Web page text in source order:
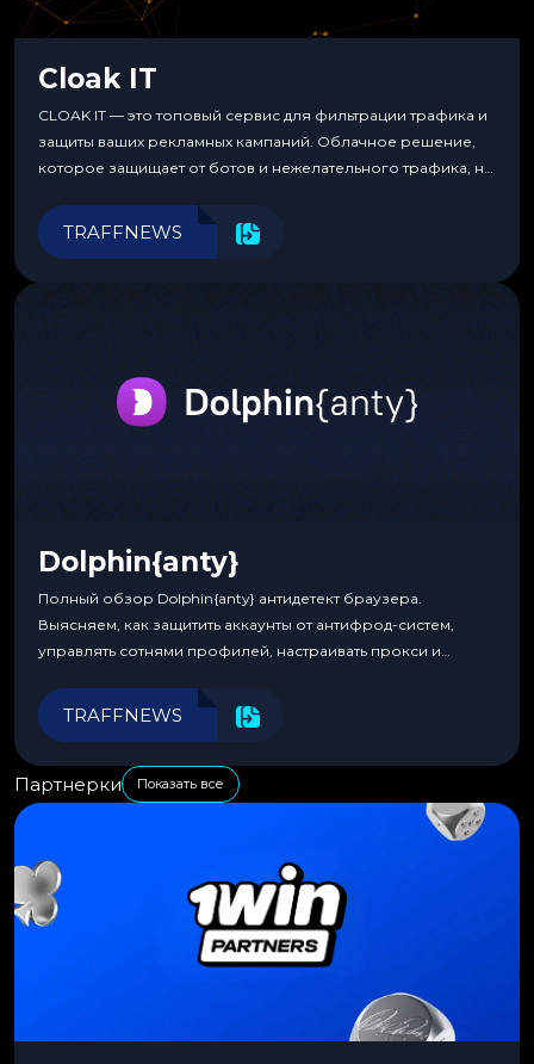
Cloak IT
CLOAK IT — это топовый сервис для фильтрации трафика и
защиты ваших рекламных кампаний. Облачное решение,
которое защищает от ботов и нежелательного трафика, не
программирования.
TRAFFNEWS
Dolphin{anty}
Полный обзор Dolphin{anty} антидетект браузера.
Выясняем, как защитить аккаунты от антифрод-систем,
управлять сотнями профилей, настраивать прокси и
эффективности.
TRAFFNEWS
Партнерки Показать все